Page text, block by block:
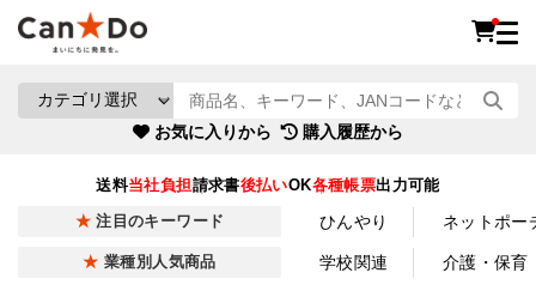
お気に入りから 購入履歴から
送料当社負担請求書後払いOK各種帳票出力可能
注目のキーワード ひんやり ネットポー
業種別人気商品 学校関連 介護・保育